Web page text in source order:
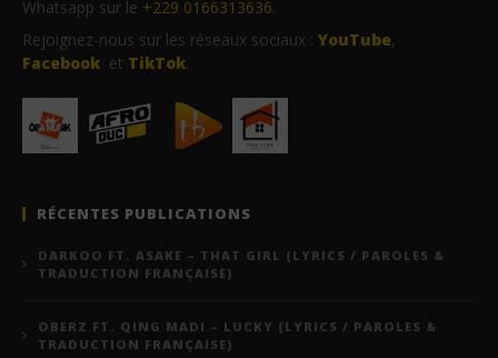
Whatsapp sur le +229 0166313636.
Rejoignez-nous sur les réseaux sociaux : YouTube,
Facebook et TikTok.
RÉCENTES PUBLICATIONS
DARKOO FT. ASAKE – THAT GIRL (LYRICS / PAROLES &
TRADUCTION FRANÇAISE)
OBERZ FT. QING MADI – LUCKY (LYRICS / PAROLES &
TRADUCTION FRANÇAISE)